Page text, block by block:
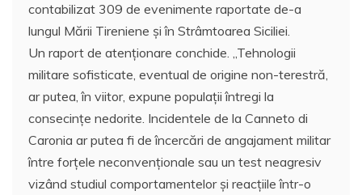
contabilizat 309 de evenimente raportate de-a
lungul Mării Tireniene și în Strâmtoarea Siciliei.
Un raport de atenţionare conchide. „Tehnologii
militare sofisticate, eventual de origine non-terestră,
ar putea, în viitor, expune populații întregi la
consecințe nedorite. Incidentele de la Canneto di
Caronia ar putea fi de încercări de angajament militar
între forțele neconvenționale sau un test neagresiv
vizând studiul comportamentelor și reacțiile într-o